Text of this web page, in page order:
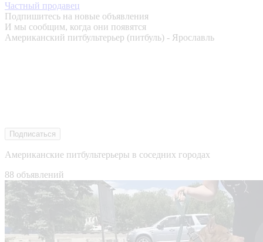
Частный продавец
Подпишитесь на новые объявления
И мы сообщим, когда они появятся
Американский питбультерьер (питбуль) - Ярославль
Подписаться
Американские питбультерьеры в соседних городах
88 объявлений